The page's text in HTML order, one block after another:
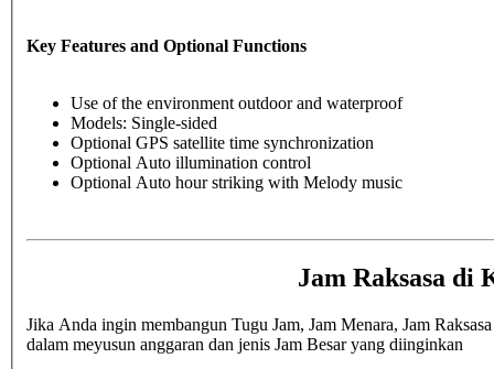
Key Features and Optional Functions
Use of the environment outdoor and waterproof
Models: Single-sided
Optional GPS satellite time synchronization
Optional Auto illumination control
Optional Auto hour striking with Melody music
Jam Raksasa di
Jika Anda ingin membangun Tugu Jam, Jam Menara, Jam
dalam meyusun anggaran dan jenis Jam Besar yang diinginkan